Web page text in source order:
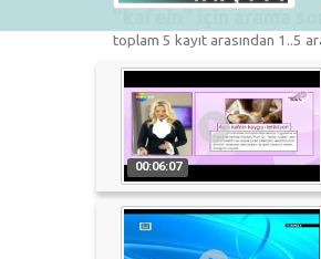
"kafein" için arama
toplam 5 kayıt arasından 1..5
00:06:07